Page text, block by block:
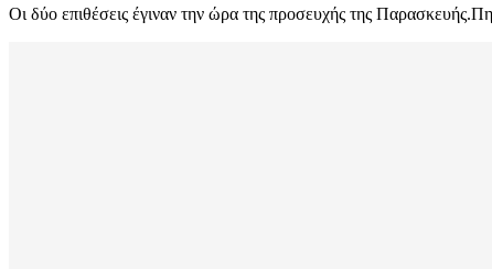
Οι δύο επιθέσεις έγιναν την ώρα της προσευχής της